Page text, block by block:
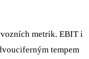
metrik. EBIT i
tempem